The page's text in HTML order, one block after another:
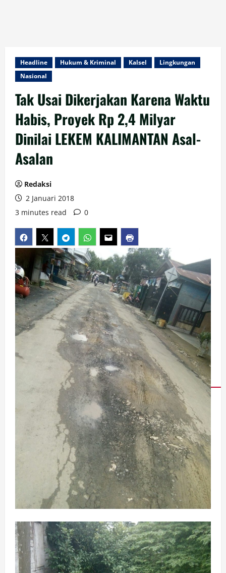
Headline Hukum & Kriminal Kalsel
Lingkungan
Nasional
Tak Usai Dikerjakan Karena Waktu
Habis, Proyek Rp 2,4 Milyar
Dinilai LEKEM KALIMANTAN Asal-
Asalan
Redaksi
2 Januari 2018
3 minutes read
0